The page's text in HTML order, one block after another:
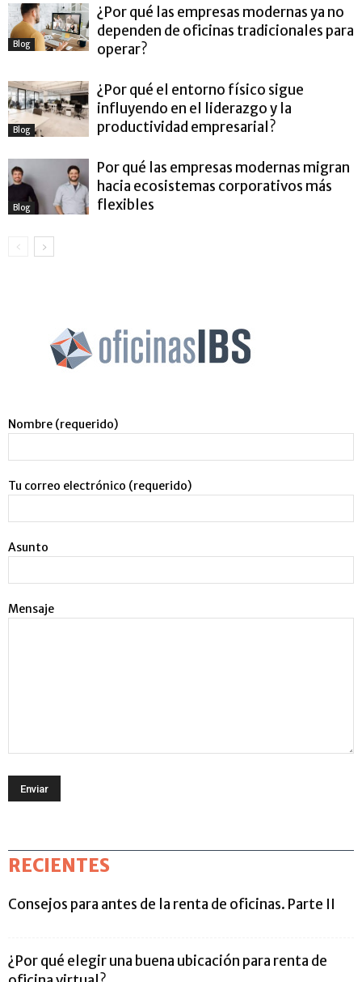
Blog
¿Por qué las empresas modernas ya no
dependen de oficinas tradicionales para
operar?
Blog
¿Por qué el entorno físico sigue
influyendo en el liderazgo y la
productividad empresarial?
Blog
Por qué las empresas modernas migran
hacia ecosistemas corporativos más
flexibles
Nombre (requerido)
Tu correo electrónico (requerido)
Asunto
Mensaje
RECIENTES
Consejos para antes de la renta de oficinas. Parte II
¿Por qué elegir una buena ubicación para renta de